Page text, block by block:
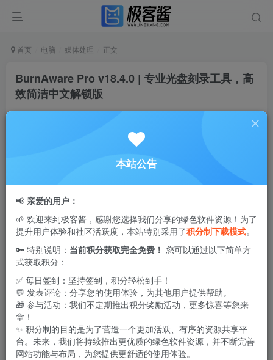
首页 电脑 媒体处理 正文
BurnAware Pro v18.4.0 | 专业光盘刻录工具，高
效简洁中文解锁版
私信
BurnAware中文破解版是一款功能全面的光盘刻录工具，适
用于多种光盘格式。该软件提供数据备份、光盘复制、内容
擦除、多次刻录等多项实用功能，涵盖了数据光盘、启动光
盘、音视频光盘（如音频CD、MP3光盘、DVD视频、
动的ISO文件。此外，它还内置数据恢复工具，能够轻松处
理混合光盘，满足多种存储和刻录需求。
本站公告
📢 亲爱的用户：
🌱 欢迎来到极客酱，感谢您选择我们分享的绿色软件资源！为了
提升用户体验和社区活跃度，本站特别采用了积分制下载模式。
🔑 特别说明： 当前积分获取完全免费！ 您可以通过以下简单方
式获取积分：
✅ 每日签到：坚持签到，积分轻松到手！
💬 发表评论：分享您的使用体验，为其他用户提供帮助。
🎁 参与活动：我们不定期推出积分奖励活动，更多惊喜等您来
拿！
✨ 积分制的目的是为了营造一个更加活跃、有序的资源共享平
台。未来，我们将持续推出更优质的绿色软件资源，并不断完善
网站功能与布局，为您提供更舒适的使用体验。